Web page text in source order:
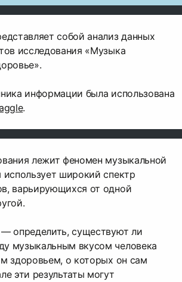
собой анализ данных
исследования «Музыка
информации была использована
.
лежит феномен музыкальной
использует широкий спектр
варьирующихся от одной
— определить, существуют ли
музыкальным вкусом человека
здоровьем, о которых он сам
эти результаты могут